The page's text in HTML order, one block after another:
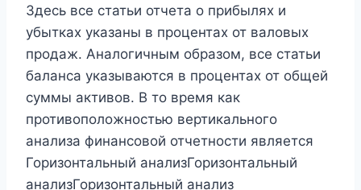
Здесь все статьи отчета о прибылях и
убытках указаны в процентах от валовых
продаж. Аналогичным образом, все статьи
баланса указываются в процентах от общей
суммы активов. В то время как
противоположностью вертикального
анализа финансовой отчетности является
Горизонтальный анализГоризонтальный
анализГоризонтальный анализ